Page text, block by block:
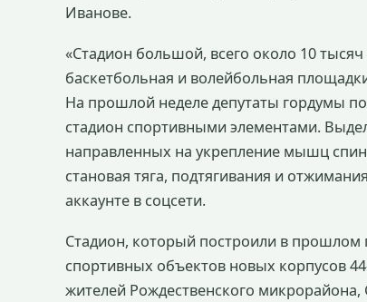
Иванове.
«Стадион большой, всего около 10
баскетбольная и волейбольная
На прошлой неделе депутаты гордумы
стадион спортивными элементами.
направленных на укрепление мышц
становая тяга, подтягивания и
аккаунте в соцсети.
Стадион, который построили в прошлом
спортивных объектов новых корпусов
жителей Рождественского